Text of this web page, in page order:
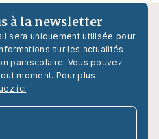
à la newsletter
sera uniquement utilisée pour
sur les actualités
parascolaire. Vous pouvez
moment. Pour plus
ici.